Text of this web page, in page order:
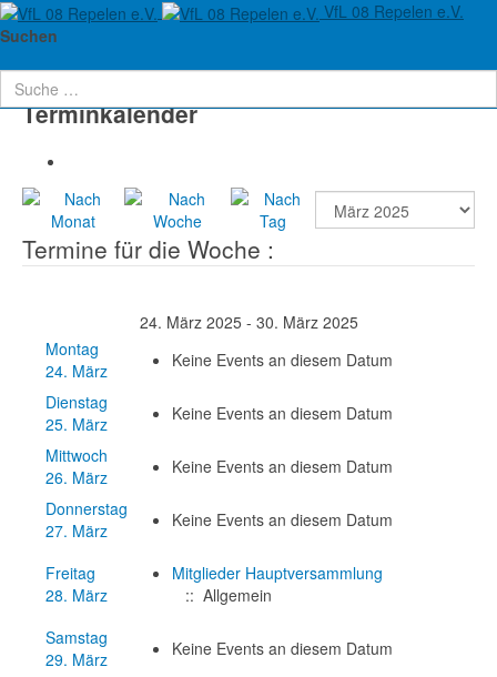
VfL 08 Repelen e.V.
Suchen
Aktuelle Seite:
Terminkalender
Termine für die Woche :
24. März 2025 - 30. März 2025
Montag
24. März
Keine Events an diesem Datum
Dienstag
25. März
Keine Events an diesem Datum
Mittwoch
26. März
Keine Events an diesem Datum
Donnerstag
27. März
Keine Events an diesem Datum
Freitag
28. März
Mitglieder Hauptversammlung
:: Allgemein
Samstag
29. März
Keine Events an diesem Datum